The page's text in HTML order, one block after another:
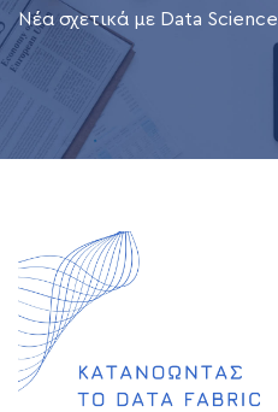
Νέα σχετικά με Data Science